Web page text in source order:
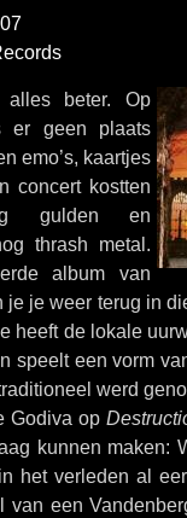
alles beter. Op
er geen plaats
emo’s, kaartjes
concert kostten
gulden en
thrash metal.
album van
je je weer terug in
heeft de lokale
speelt een vorm
werd
Godiva op
kunnen maken:
het verleden al
van een